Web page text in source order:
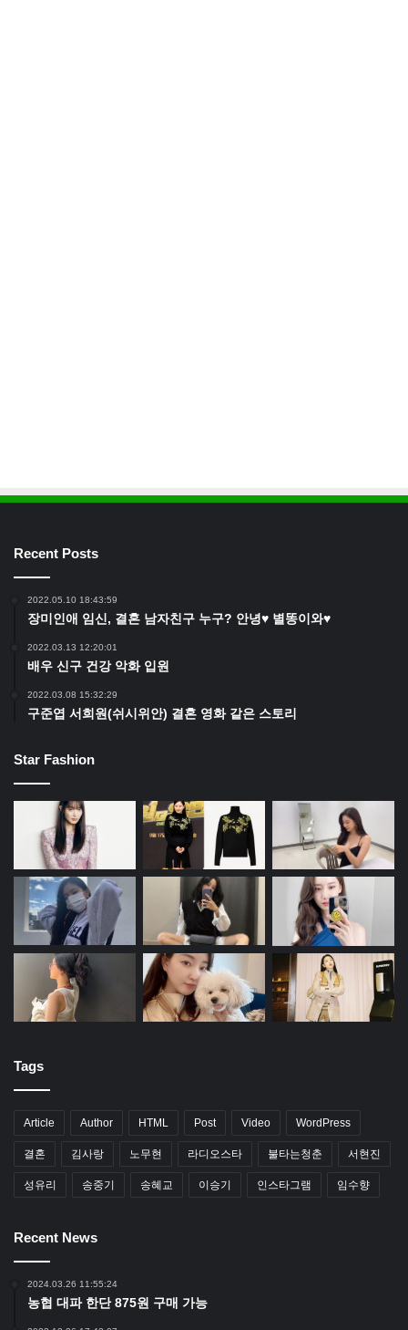
Recent Posts
2022.05.10 18:43:59
장미인애 임신, 결혼 남자친구 누구? 안녕♥ 별똥이와♥
2022.03.13 12:20:01
배우 신구 건강 악화 입원
2022.03.08 15:32:29
구준엽 서희원(쉬시위안) 결혼 영화 같은 스토리
Star Fashion
Tags
Article Author HTML Post Video WordPress
결혼 김사랑 노무현 라디오스타 불타는청춘 서현진
성유리 송중기 송혜교 이승기 인스타그램 임수향
Recent News
2024.03.26 11:55:24
농협 대파 한단 875원 구매 가능